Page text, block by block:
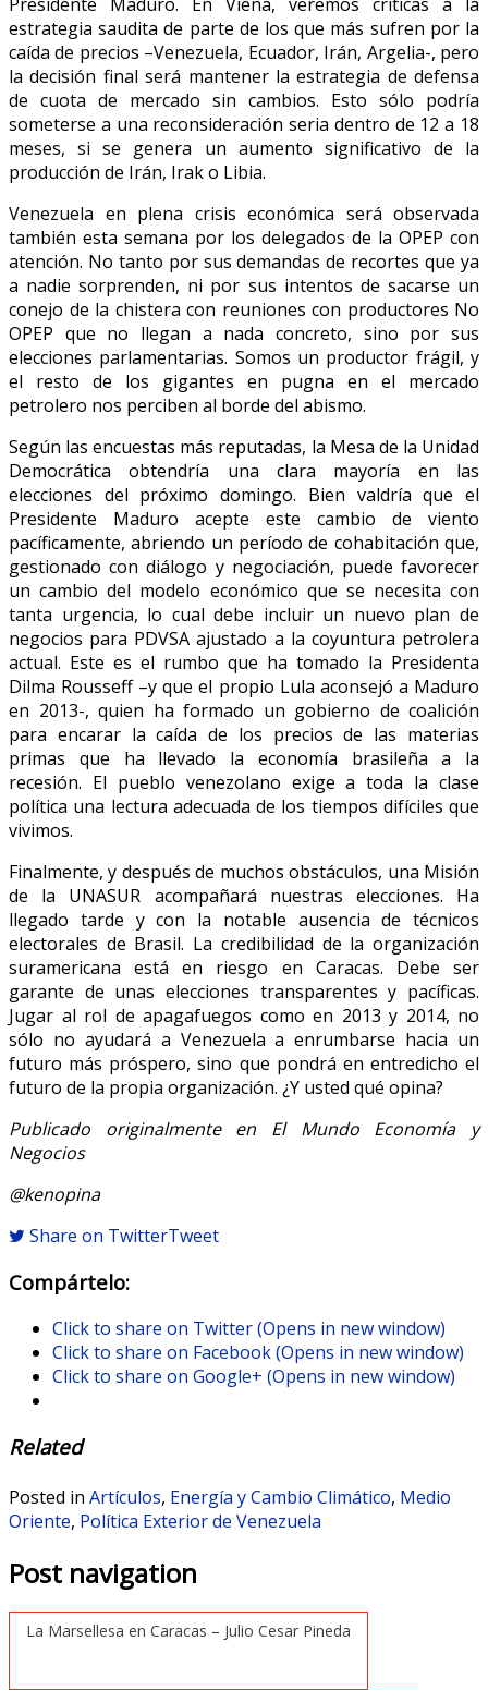
Presidente Maduro. En Viena, veremos críticas a la
estrategia saudita de parte de los que más sufren por la
caída de precios –Venezuela, Ecuador, Irán, Argelia-, pero
la decisión final será mantener la estrategia de defensa
de cuota de mercado sin cambios. Esto sólo podría
someterse a una reconsideración seria dentro de 12 a 18
meses, si se genera un aumento significativo de la
producción de Irán, Irak o Libia.
Venezuela en plena crisis económica será observada
también esta semana por los delegados de la OPEP con
atención. No tanto por sus demandas de recortes que ya
a nadie sorprenden, ni por sus intentos de sacarse un
conejo de la chistera con reuniones con productores No
OPEP que no llegan a nada concreto, sino por sus
elecciones parlamentarias. Somos un productor frágil, y
el resto de los gigantes en pugna en el mercado
petrolero nos perciben al borde del abismo.
Según las encuestas más reputadas, la Mesa de la Unidad
Democrática obtendría una clara mayoría en las
elecciones del próximo domingo. Bien valdría que el
Presidente Maduro acepte este cambio de viento
pacíficamente, abriendo un período de cohabitación que,
gestionado con diálogo y negociación, puede favorecer
un cambio del modelo económico que se necesita con
tanta urgencia, lo cual debe incluir un nuevo plan de
negocios para PDVSA ajustado a la coyuntura petrolera
actual. Este es el rumbo que ha tomado la Presidenta
Dilma Rousseff –y que el propio Lula aconsejó a Maduro
en 2013-, quien ha formado un gobierno de coalición
para encarar la caída de los precios de las materias
primas que ha llevado la economía brasileña a la
recesión. El pueblo venezolano exige a toda la clase
política una lectura adecuada de los tiempos difíciles que
vivimos.
Finalmente, y después de muchos obstáculos, una Misión
de la UNASUR acompañará nuestras elecciones. Ha
llegado tarde y con la notable ausencia de técnicos
electorales de Brasil. La credibilidad de la organización
suramericana está en riesgo en Caracas. Debe ser
garante de unas elecciones transparentes y pacíficas.
Jugar al rol de apagafuegos como en 2013 y 2014, no
sólo no ayudará a Venezuela a enrumbarse hacia un
futuro más próspero, sino que pondrá en entredicho el
futuro de la propia organización. ¿Y usted qué opina?
Publicado originalmente en El Mundo Economía y
Negocios
@kenopina
Share on TwitterTweet
Compártelo:
Click to share on Twitter (Opens in new window)
Click to share on Facebook (Opens in new window)
Click to share on Google+ (Opens in new window)
Related
Posted in Artículos, Energía y Cambio Climático, Medio
Oriente, Política Exterior de Venezuela
Post navigation
La Marsellesa en Caracas – Julio Cesar Pineda